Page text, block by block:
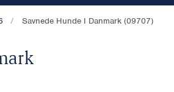
Savnede Hunde I Danmark (09707)